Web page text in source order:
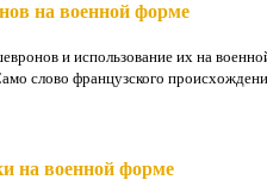
на военной форме
и использование их на
слово французского
на военной форме